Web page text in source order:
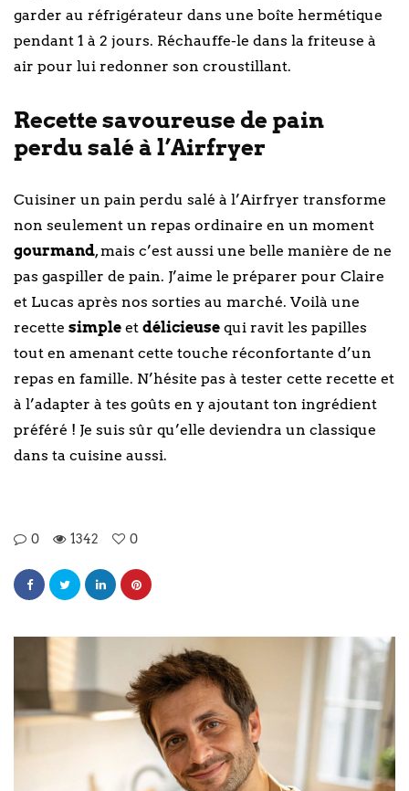
garder au réfrigérateur dans une boîte hermétique
pendant 1 à 2 jours. Réchauffe-le dans la friteuse à
air pour lui redonner son croustillant.
Recette savoureuse de pain
perdu salé à l’Airfryer
Cuisiner un pain perdu salé à l’Airfryer transforme
non seulement un repas ordinaire en un moment
gourmand, mais c’est aussi une belle manière de ne
pas gaspiller de pain. J’aime le préparer pour Claire
et Lucas après nos sorties au marché. Voilà une
recette simple et délicieuse qui ravit les papilles
tout en amenant cette touche réconfortante d’un
repas en famille. N’hésite pas à tester cette recette et
à l’adapter à tes goûts en y ajoutant ton ingrédient
préféré ! Je suis sûr qu’elle deviendra un classique
dans ta cuisine aussi.
0 1342 0